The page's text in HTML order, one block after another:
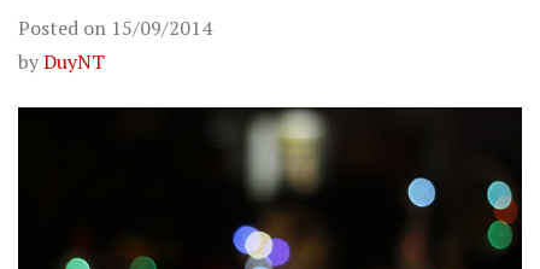
Posted on 15/09/2014
byDuyNT